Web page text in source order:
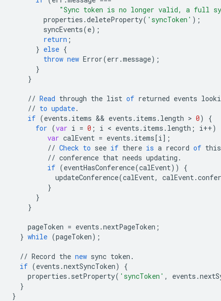
"Sync token is no longer valid, a full
properties .deleteProperty( 'syncToken' );
syncEvents(e);
return ;
} else {
throw new Error(err .message);
}
}
// Read through the list of returned events
// to update.
if (events . items && events . items . length > 0)
{
for (var i = 0 ; i < events . items . length ; i++)
var calEvent = events . items[i] ;
// Check to see if there is a record of this
// conference that needs updating .
if (eventHasConference(calEvent))
{
updateConference(calEvent, calEvent.
}
}
}
pageToken = events .nextPageToken ;
} while (pageToken);
// Record the new sync token .
if (events .nextSyncToken)
{
properties . setProperty( 'syncToken' , events .
}
}